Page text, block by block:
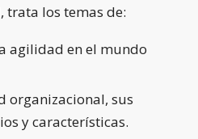
trata los temas de:
agilidad en el mundo
organizacional, sus
y características.